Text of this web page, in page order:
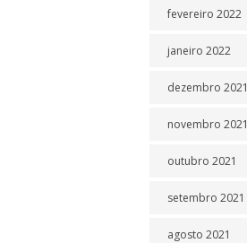
fevereiro 2022
janeiro 2022
dezembro 2021
novembro 2021
outubro 2021
setembro 2021
agosto 2021